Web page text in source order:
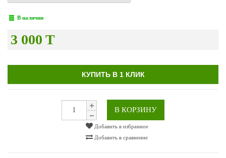
В наличии
3 000 T
КУПИТЬ В 1 КЛИК
В КОРЗИНУ
Добавить в избранное
Добавить в сравнение